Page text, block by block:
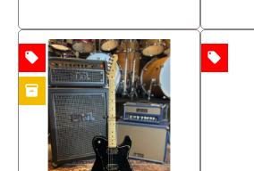
local_offer
inventory
OFFERTA local_offer